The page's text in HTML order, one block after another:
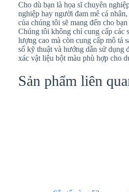
Cho dù bạn là họa sĩ chuyên
nghiệp hay người đam mê cá
của chúng tôi sẽ mang đến cho
Chúng tôi không chỉ cung cấp các
lượng cao mà còn cung cấp mô tả
số kỹ thuật và hướng dẫn sử dụng
xác vật liệu bột màu phù hợp cho
Sản phẩm liên